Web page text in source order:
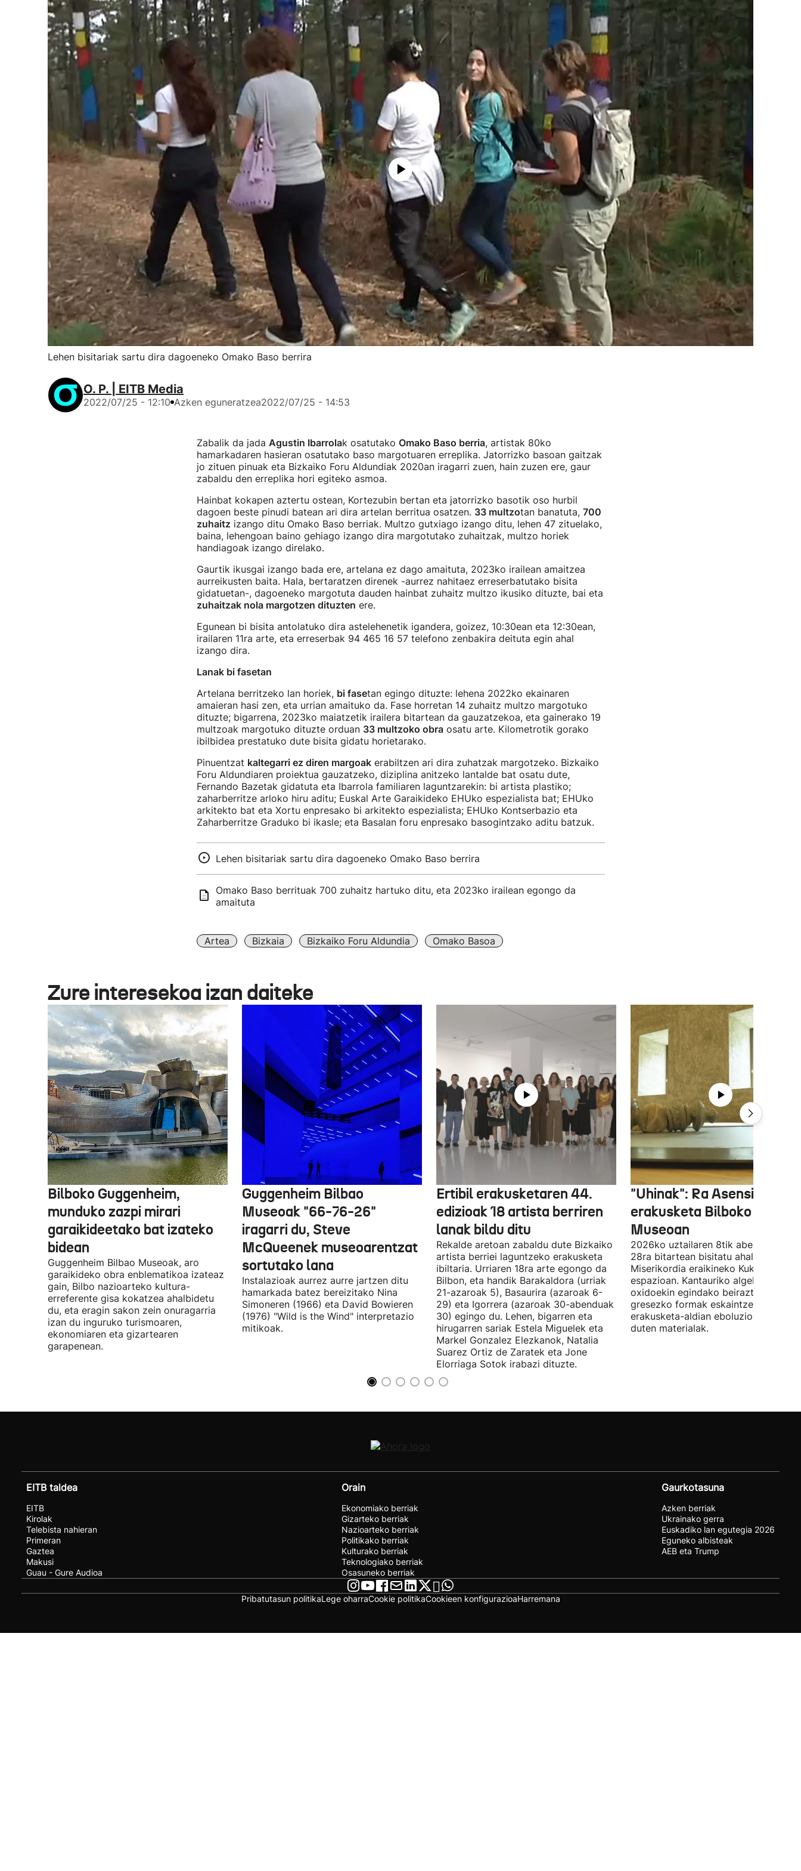
Lehen bisitariak sartu dira dagoeneko Omako Baso berrira
O. P. | EITB Media
2022/07/25 - 12:10 Azken eguneratzea2022/07/25 - 14:53
Zabalik da jada Agustin Ibarrolak osatutako Omako Baso berria, artistak 80ko
hamarkadaren hasieran osatutako baso margotuaren erreplika. Jatorrizko basoan gaitzak
jo zituen pinuak eta Bizkaiko Foru Aldundiak 2020an iragarri zuen, hain zuzen ere, gaur
zabaldu den erreplika hori egiteko asmoa.
Hainbat kokapen aztertu ostean, Kortezubin bertan eta jatorrizko basotik oso hurbil
dagoen beste pinudi batean ari dira artelan berritua osatzen. 33 multzotan banatuta, 700
zuhaitzizango ditu Omako Baso berriak. Multzo gutxiago izango ditu, lehen 47 zituelako,
baina, lehengoan baino gehiago izango dira margotutako zuhaitzak, multzo horiek
handiagoak izango direlako.
Gaurtik ikusgai izango bada ere, artelana ez dago amaituta, 2023ko irailean amaitzea
aurreikusten baita. Hala, bertaratzen direnek -aurrez nahitaez erreserbatutako bisita
gidatuetan-, dagoeneko margotuta dauden hainbat zuhaitz multzo ikusiko dituzte, bai eta
zuhaitzak nola margotzen dituzten ere.
Egunean bi bisita antolatuko dira astelehenetik igandera, goizez, 10:30ean eta 12:30ean,
irailaren 11ra arte, eta erreserbak 94 465 16 57 telefono zenbakira deituta egin ahal
izango dira.
Lanak bi fasetan
Artelana berritzeko lan horiek, bi fasetan egingo dituzte: lehena 2022ko ekainaren
amaieran hasi zen, eta urrian amaituko da. Fase horretan 14 zuhaitz multzo margotuko
dituzte; bigarrena, 2023ko maiatzetik irailera bitartean da gauzatzekoa, eta gainerako 19
multzoak margotuko dituzte orduan 33 multzoko obraosatu arte. Kilometrotik gorako
ibilbidea prestatuko dute bisita gidatu horietarako.
Pinuentzat kaltegarri ez diren margoakerabiltzen ari dira zuhatzak margotzeko. Bizkaiko
Foru Aldundiaren proiektua gauzatzeko, diziplina anitzeko lantalde bat osatu dute,
Fernando Bazetak gidatuta eta Ibarrola familiaren laguntzarekin: bi artista plastiko;
zaharberritze arloko hiru aditu; Euskal Arte Garaikideko EHUko espezialista bat; EHUko
arkitekto bat eta Xortu enpresako bi arkitekto espezialista; EHUko Kontserbazio eta
Zaharberritze Graduko bi ikasle; eta Basalan foru enpresako basogintzako aditu batzuk.
Lehen bisitariak sartu dira dagoeneko Omako Baso berrira
Omako Baso berrituak 700 zuhaitz hartuko ditu, eta 2023ko irailean egongo da
amaituta
Artea Bizkaia Bizkaiko Foru Aldundia Omako Basoa
Zure interesekoa izan daiteke
Bilboko Guggenheim,
munduko zazpi mirari
garaikideetako bat izateko
bidean
Guggenheim Bilbao Museoak, aro
garaikideko obra enblematikoa izateaz
gain, Bilbo nazioarteko kultura-
erreferente gisa kokatzea ahalbidetu
du, eta eragin sakon zein onuragarria
izan du inguruko turismoaren,
ekonomiaren eta gizartearen
garapenean.
Guggenheim Bilbao
Museoak "66-76-26"
iragarri du, Steve
McQueenek museoarentzat
sortutako lana
Instalazioak aurrez aurre jartzen ditu
hamarkada batez bereizitako Nina
Simoneren (1966) eta David Bowieren
(1976) "Wild is the Wind" interpretazio
mitikoak.
Ertibil erakusketaren 44.
edizioak 18 artista berriren
lanak bildu ditu
Rekalde aretoan zabaldu dute Bizkaiko
artista berriei laguntzeko erakusketa
ibiltaria. Urriaren 18ra arte egongo da
Bilbon, eta handik Barakaldora (urriak
21-azaroak 5), Basaurira (azaroak 6-
29) eta Igorrera (azaroak 30-abenduak
30) egingo du. Lehen, bigarren eta
hirugarren sariak Estela Miguelek eta
Markel Gonzalez Elezkanok, Natalia
Suarez Ortiz de Zaratek eta Jone
Elorriaga Sotok irabazi dituzte.
"Uhinak": Ra Asensiren
erakusketa Bilboko Euskal
Museoan
2026ko uztailaren 8tik abenduaren
28ra bitartean bisitatu ahal izango
Miserikordia eraikineko Kukula
espazioan. Kantauriko algekin eta
oxidoekin egindako beiraztatutako
gresezko formak eskaintzen ditu,
erakusketa-aldian eboluzionatzen
duten materialak.
EITB taldea
EITB
Kirolak
Telebista nahieran
Primeran
Gaztea
Makusi
Guau - Gure Audioa
Orain
Ekonomiako berriak
Gizarteko berriak
Nazioarteko berriak
Politikako berriak
Kulturako berriak
Teknologiako berriak
Osasuneko berriak
Gaurkotasuna
Azken berriak
Ukrainako gerra
Euskadiko lan egutegia 2026
Eguneko albisteak
AEB eta Trump
Pribatutasun politikaLege oharraCookie politikaCookieen konfigurazioaHarremana